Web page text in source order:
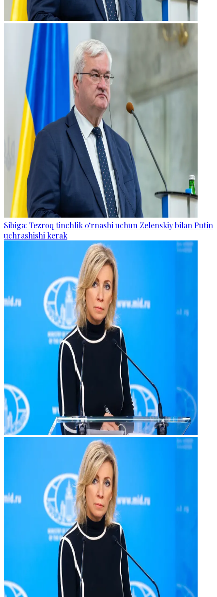
Sibiga: Tezroq tinchlik o‘rnashi uchun Zelenskiy bilan Putin
uchrashishi kerak